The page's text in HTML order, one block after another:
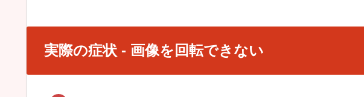
実際の症状 - 画像を回転できない